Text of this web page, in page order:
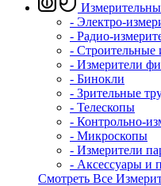
- Электро-
- Радио-
- Строительные
- Измерители
- Бинокли
- Зрительные
- Телескопы
- Контрольно-
- Микроскопы
- Измерители
- Аксессуары и
Смотреть Все